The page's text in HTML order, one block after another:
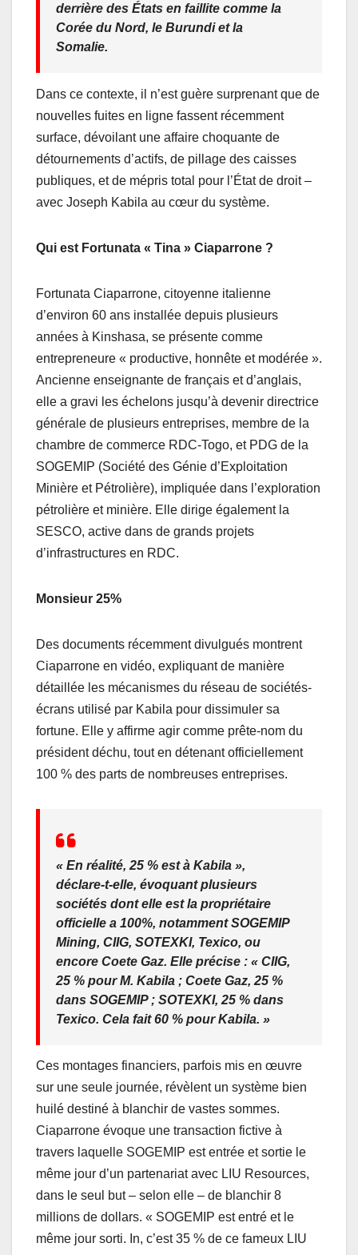
derrière des États en faillite comme la
Corée du Nord, le Burundi et la
Somalie.
Dans ce contexte, il n’est guère surprenant que de
nouvelles fuites en ligne fassent récemment
surface, dévoilant une affaire choquante de
détournements d’actifs, de pillage des caisses
publiques, et de mépris total pour l’État de droit –
avec Joseph Kabila au cœur du système.
Qui est Fortunata « Tina » Ciaparrone ?
Fortunata Ciaparrone, citoyenne italienne
d’environ 60 ans installée depuis plusieurs
années à Kinshasa, se présente comme
entrepreneure « productive, honnête et modérée ».
Ancienne enseignante de français et d’anglais,
elle a gravi les échelons jusqu’à devenir directrice
générale de plusieurs entreprises, membre de la
chambre de commerce RDC-Togo, et PDG de la
SOGEMIP (Société des Génie d’Exploitation
Minière et Pétrolière), impliquée dans l’exploration
pétrolière et minière. Elle dirige également la
SESCO, active dans de grands projets
d’infrastructures en RDC.
Monsieur 25%
Des documents récemment divulgués montrent
Ciaparrone en vidéo, expliquant de manière
détaillée les mécanismes du réseau de sociétés-
écrans utilisé par Kabila pour dissimuler sa
fortune. Elle y affirme agir comme prête-nom du
président déchu, tout en détenant officiellement
100 % des parts de nombreuses entreprises.
« En réalité, 25 % est à Kabila »,
déclare-t-elle, évoquant plusieurs
sociétés dont elle est la propriétaire
officielle a 100%, notamment SOGEMIP
Mining, CIIG, SOTEXKI, Texico, ou
encore Coete Gaz. Elle précise : « CIIG,
25 % pour M. Kabila ; Coete Gaz, 25 %
dans SOGEMIP ; SOTEXKI, 25 % dans
Texico. Cela fait 60 % pour Kabila. »
Ces montages financiers, parfois mis en œuvre
sur une seule journée, révèlent un système bien
huilé destiné à blanchir de vastes sommes.
Ciaparrone évoque une transaction fictive à
travers laquelle SOGEMIP est entrée et sortie le
même jour d’un partenariat avec LIU Resources,
dans le seul but – selon elle – de blanchir 8
millions de dollars. « SOGEMIP est entré et le
même jour sorti. In, c’est 35 % de ce fameux LIU